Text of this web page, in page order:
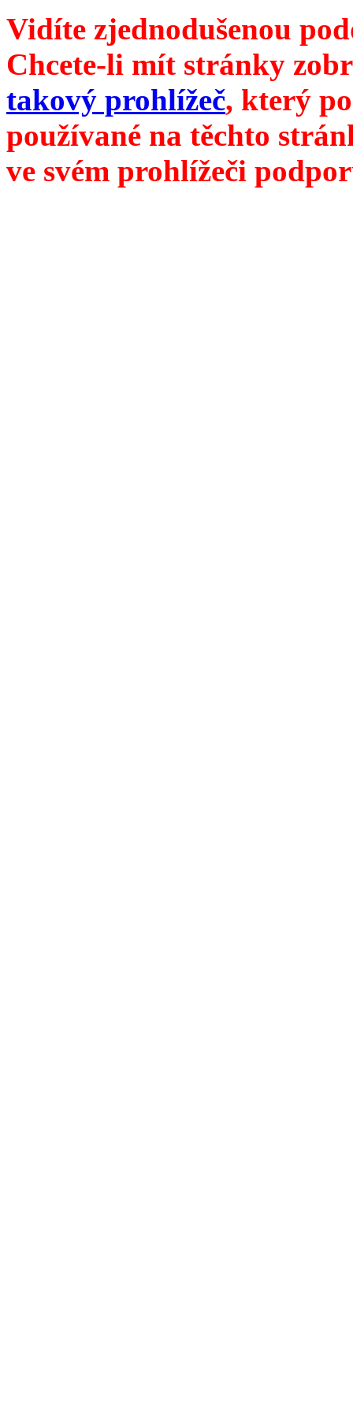
Vidíte zjednodušenou
Chcete-li mít stránky
takový prohlížeč, který
používané na těchto
ve svém prohlížeči